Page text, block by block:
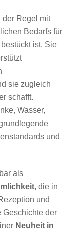
der Regel mit
Bedarfs für
ist. Sie
sie zugleich
schafft.
Wasser,
und
als
, die in
und
Geschichte der
Neuheit in